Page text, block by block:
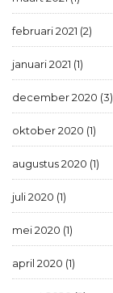
februari 2021 (2)
januari 2021 (1)
december 2020 (3)
oktober 2020 (1)
augustus 2020 (1)
juli 2020 (1)
mei 2020 (1)
april 2020 (1)